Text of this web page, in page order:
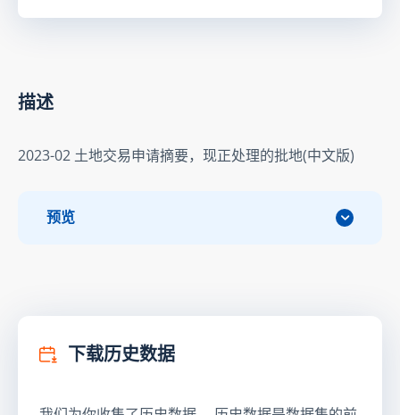
描述
2023-02 土地交易申请摘要，现正处理的批地(中文版)
预览
下载历史数据